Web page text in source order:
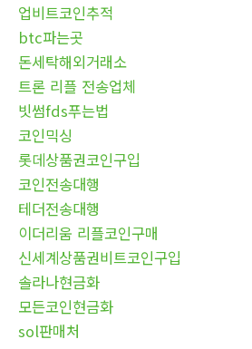
업비트코인추적
btc파는곳
돈세탁해외거래소
트론 리플 전송업체
빗썸fds푸는법
코인믹싱
롯데상품권코인구입
코인전송대행
테더전송대행
이더리움 리플코인구매
신세계상품권비트코인구입
솔라나현금화
모든코인현금화
sol판매처